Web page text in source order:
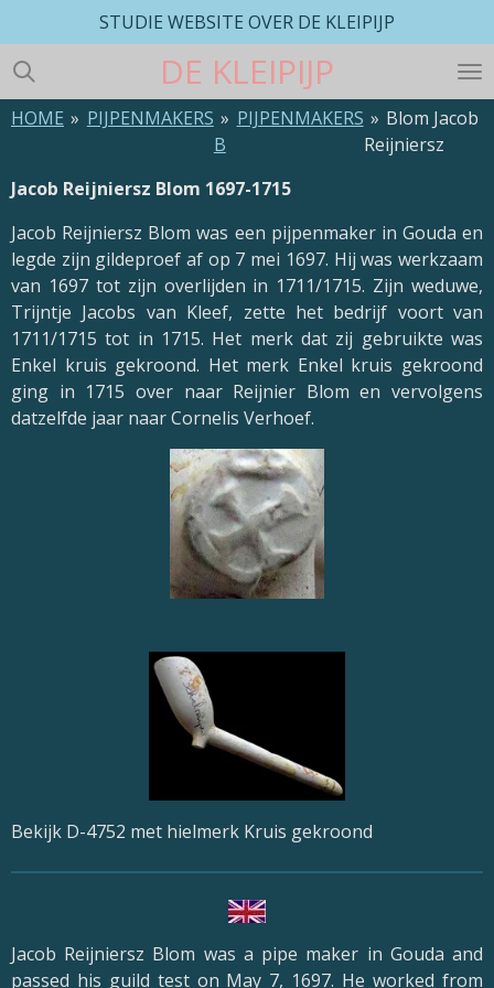
direct
naar
de
hoofdinhoud
DE KLEIPIJP
STUDIE WEBSITE OVER DE KLEIPIJP
HOME » PIJPENMAKERS » PIJPENMAKERS
B
» Blom Jacob
Reijniersz
Jacob Reijniersz Blom 1697-1715
Jacob Reijniersz Blom was een pijpenmaker in Gouda en
legde zijn gildeproef af op 7 mei 1697. Hij was werkzaam
van 1697 tot zijn overlijden in 1711/1715. Zijn weduwe,
Trijntje Jacobs van Kleef, zette het bedrijf voort van
1711/1715 tot in 1715. Het merk dat zij gebruikte was
Enkel kruis gekroond. Het merk Enkel kruis gekroond
ging in 1715 over naar Reijnier Blom en vervolgens
datzelfde jaar naar Cornelis Verhoef.
Bekijk D-4752 met hielmerk Kruis gekroond
Jacob Reijniersz Blom was a pipe maker in Gouda and
passed his guild test on May 7, 1697. He worked from